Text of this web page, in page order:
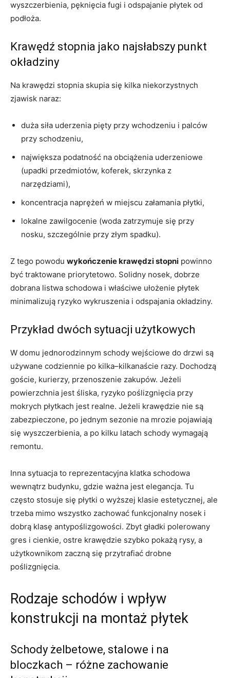
wyszczerbienia, pęknięcia fugi i odspajanie płytek od
podłoża.
Krawędź stopnia jako najsłabszy punkt
okładziny
Na krawędzi stopnia skupia się kilka niekorzystnych
zjawisk naraz:
duża siła uderzenia pięty przy wchodzeniu i palców
przy schodzeniu,
największa podatność na obciążenia uderzeniowe
(upadki przedmiotów, koferek, skrzynka z
narzędziami),
koncentracja naprężeń w miejscu załamania płytki,
lokalne zawilgocenie (woda zatrzymuje się przy
nosku, szczególnie przy złym spadku).
Z tego powodu wykończenie krawędzi stopni powinno
być traktowane priorytetowo. Solidny nosek, dobrze
dobrana listwa schodowa i właściwe ułożenie płytek
minimalizują ryzyko wykruszenia i odspajania okładziny.
Przykład dwóch sytuacji użytkowych
W domu jednorodzinnym schody wejściowe do drzwi są
używane codziennie po kilka–kilkanaście razy. Dochodzą
goście, kurierzy, przenoszenie zakupów. Jeżeli
powierzchnia jest śliska, ryzyko poślizgnięcia przy
mokrych płytkach jest realne. Jeżeli krawędzie nie są
zabezpieczone, po jednym sezonie na mrozie pojawiają
się wyszczerbienia, a po kilku latach schody wymagają
remontu.
Inna sytuacja to reprezentacyjna klatka schodowa
wewnątrz budynku, gdzie ważna jest elegancja. Tu
często stosuje się płytki o wyższej klasie estetycznej, ale
trzeba mimo wszystko zachować funkcjonalny nosek i
dobrą klasę antypoślizgowości. Zbyt gładki polerowany
gres i cienkie, ostre krawędzie szybko pokażą rysy, a
użytkownikom zaczną się przytrafiać drobne
poślizgnięcia.
Rodzaje schodów i wpływ
konstrukcji na montaż płytek
Schody żelbetowe, stalowe i na
bloczkach – różne zachowanie